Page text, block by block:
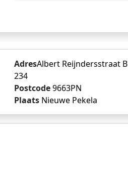
AdresAlbert Reijndersstraat B
234
Postcode9663PN
PlaatsNieuwe Pekela